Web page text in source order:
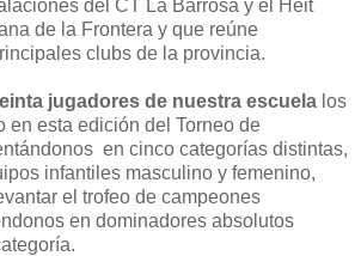
del CT La Barrosa y el Heit
de la Frontera y que reúne
clubs de la provincia.
jugadores de nuestra escuela los
en esta edición del Torneo de
en cinco categorías distintas,
infantiles masculino y femenino,
el trofeo de campeones
en dominadores absolutos